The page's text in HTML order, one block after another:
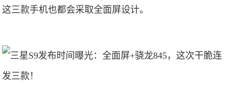
这三款手机也都会采取全面屏设计。